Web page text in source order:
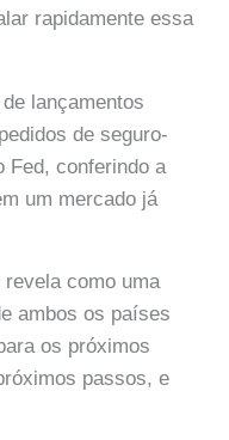
rapidamente essa
lançamentos
de seguro-
Fed, conferindo a
um mercado já
revela como uma
ambos os países
os próximos
passos, e